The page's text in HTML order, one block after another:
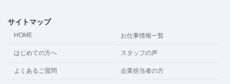
サイトマップ
HOME お仕事情報一覧
はじめての方へ スタッフの声
よくあるご質問 企業担当者の方